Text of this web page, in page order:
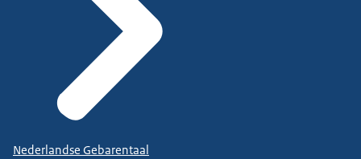
Nederlandse Gebarentaal